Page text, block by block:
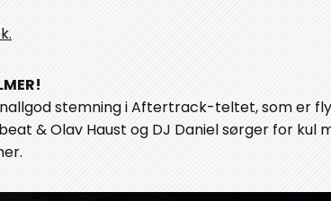
stemning i Aftertrack-teltet, som er
& Olav Haust og DJ Daniel sørger for kul